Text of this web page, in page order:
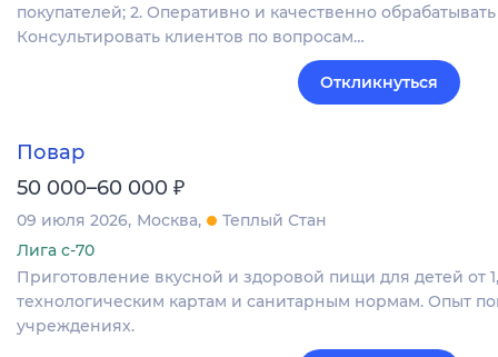
покупателей; 2. Оперативно и качественно
Консультировать клиентов по вопросам…
Откликнуться
Повар
50 000–60 000 ₽
09 июля 2026 Москва
Теплый Стан
Лига с-70
Приготовление вкусной и здоровой пищи для детей от
технологическим картам и санитарным нормам. Опыт
учреждениях.